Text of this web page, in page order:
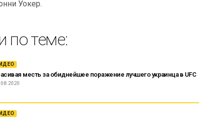
Уокер.
по теме:
месть за обиднейшее поражение лучшего украинца в UFC